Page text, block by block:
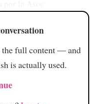
the full content — and
is actually used.